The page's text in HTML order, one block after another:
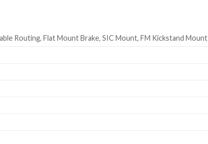
Routing, Flat Mount Brake, SIC Mount, FM Kickstand Mount